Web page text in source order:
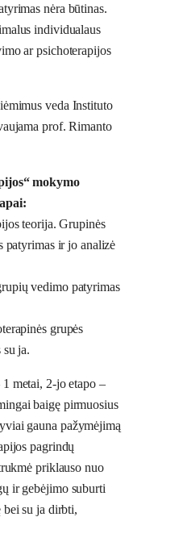
nėra būtinas.
individualaus
ar psichoterapijos
veda Instituto
prof. Rimanto
mokymo
teorija. Grupinės
patyrimas ir jo analizė
vedimo patyrimas
grupės
ja.
metai, 2-jo etapo –
baigę pirmuosius
gauna pažymėjimą
pagrindų
priklauso nuo
ir gebėjimo suburti
bei su ja dirbti,